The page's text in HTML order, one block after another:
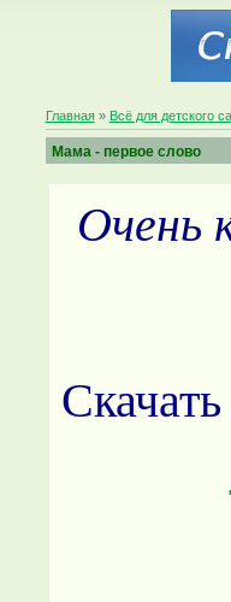
Главная» Всё для детского
Мама - первое слово
Очень
Скачать